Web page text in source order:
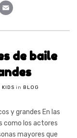
de baile
KIDS in BLOG
y grandes En las
como los actores
mayores que